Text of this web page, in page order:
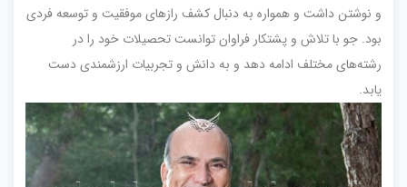
و نوشتن داشت و همواره به دنبال کشف رازهای موفقیت و توسعه فردی
بود. جو با تلاش و پشتکار فراوان توانست تحصیلات خود را در
رشته‌های مختلف ادامه دهد و به دانش و تجربیات ارزشمندی دست
یابد.